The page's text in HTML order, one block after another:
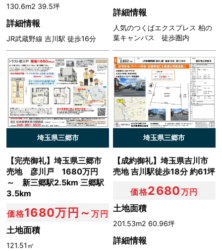
130.6m2 39.5坪
詳細情報
JR武蔵野線 吉川駅 徒歩16分
詳細情報
人気のつくばエクスプレス 柏の
葉キャンパス 徒歩圏内
埼玉県三郷市
【完売御礼】埼玉県三郷市
売地 彦川戸 1680万円
～ 新三郷駅2.5km 三郷駅
3.5km
価格1680万円～万円
土地面積
121.51㎡
埼玉県三郷市
【成約御礼】埼玉県吉川市
売地 吉川駅徒歩18分 約61坪
価格2680万円
土地面積
201.53m2 60.96坪
詳細情報